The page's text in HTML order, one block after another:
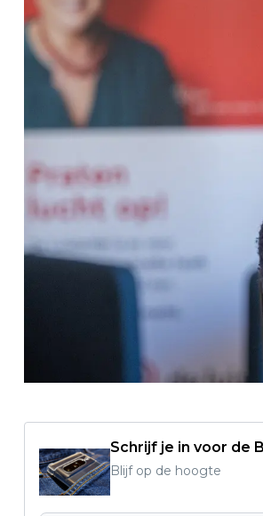
Schrijf je in voor de
Blijf op de hoogte